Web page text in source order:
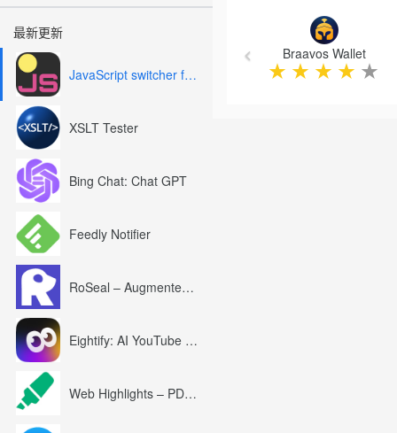
最新更新
JavaScript switcher for SEO and development
XSLT Tester
Bing Chat: Chat GPT
Feedly Notifier
RoSeal – Augmented Roblox Experience
Eightify: AI YouTube Summary with ChatGPT
Web Highlights – PDF & Web Highlighter
Braavos Wallet
★ ★ ★ ★ ★